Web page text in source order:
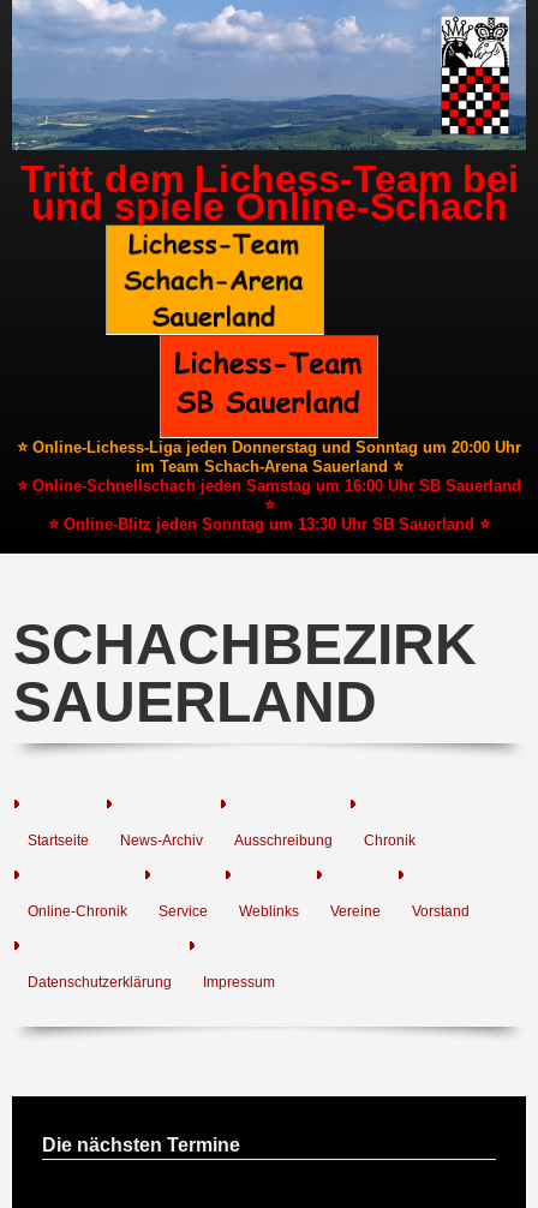
Tritt dem Lichess-Team bei
und spiele Online-Schach
⭐ Online-Lichess-Liga jeden Donnerstag und Sonntag um 20:00 Uhr
im Team Schach-Arena Sauerland ⭐
⭐ Online-Schnellschach jeden Samstag um 16:00 Uhr SB Sauerland
⭐
⭐ Online-Blitz jeden Sonntag um 13:30 Uhr SB Sauerland ⭐
SCHACHBEZIRK
SAUERLAND
Startseite News-Archiv Ausschreibung Chronik
Online-Chronik Service Weblinks Vereine Vorstand
Datenschutzerklärung Impressum
Die nächsten Termine